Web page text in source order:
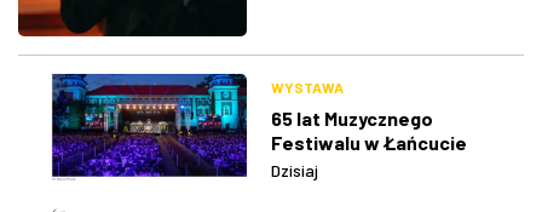
WYSTAWA
65 lat Muzycznego
Festiwalu w Łańcucie
Dzisiaj